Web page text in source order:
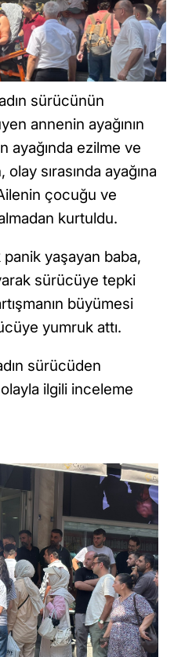
sürücünün
annenin ayağının
ayağında ezilme ve
sırasında ayağına
çocuğu ve
kurtuldu.
panik yaşayan baba,
sürücüye tepki
büyümesi
yumruk attı.
sürücüden
ilgili inceleme